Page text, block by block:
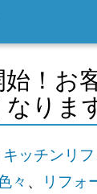
！お
りま
キッチンリ
々 、 リフォ